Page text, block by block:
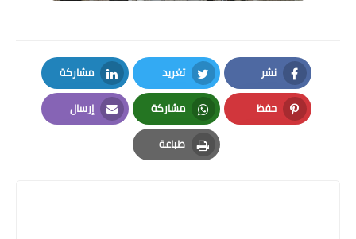
نشر
Facebook
تغريد
Twitter
مشاركة
LinkedIn
حفظ
Pinterest
مشاركة
Whatsapp
إرسال
Email
طباعة
Print